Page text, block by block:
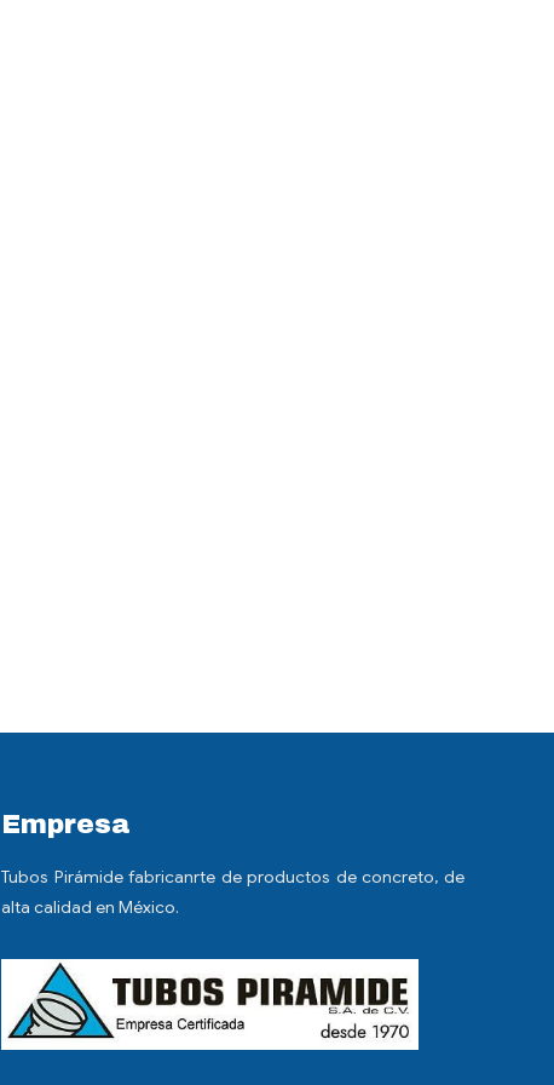
Empresa
Tubos Pirámide fabricanrte de productos de concreto, de
alta calidad en México.